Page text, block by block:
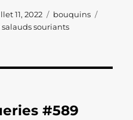
11, 2022 Catégories
bouquins
souriants
#589